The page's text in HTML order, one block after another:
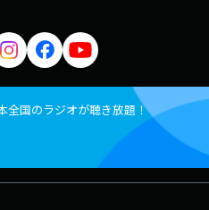
全国のラジオが聴き放題！